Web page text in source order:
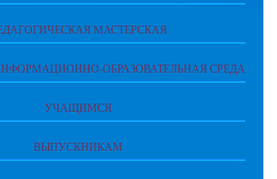
МАСТЕРСКАЯ
ОБРАЗОВАТЕЛЬНАЯ СРЕДА
УЧАЩИМСЯ
ВЫПУСКНИКАМ